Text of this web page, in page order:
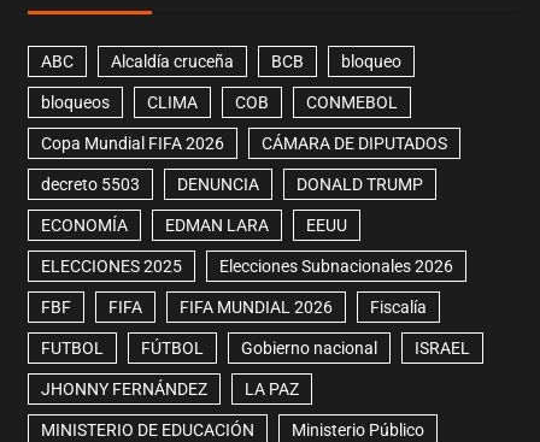
ABC Alcaldía cruceña BCB bloqueo
bloqueos CLIMA COB CONMEBOL
Copa Mundial FIFA 2026 CÁMARA DE DIPUTADOS
decreto 5503 DENUNCIA DONALD TRUMP
ECONOMÍA EDMAN LARA EEUU
ELECCIONES 2025 Elecciones Subnacionales 2026
FBF FIFA FIFA MUNDIAL 2026 Fiscalía
FUTBOL FÚTBOL Gobierno nacional ISRAEL
JHONNY FERNÁNDEZ LA PAZ
MINISTERIO DE EDUCACIÓN Ministerio Público